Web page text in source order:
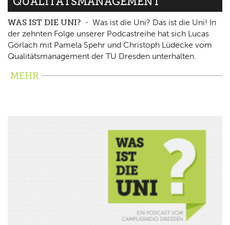
WAS IST DIE UNI?
Was ist die Uni? Das ist die Uni! In
der zehnten Folge unserer Podcastreihe hat sich Lucas
Görlach mit Pamela Spehr und Christoph Lüdecke vom
Qualitätsmanagement der TU Dresden unterhalten.
MEHR